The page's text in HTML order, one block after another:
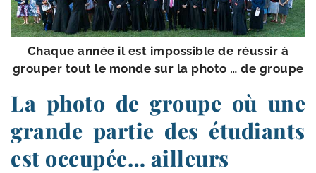
Chaque année il est impos­sible de réus­sir à
grou­per tout le monde sur la pho­to … de groupe
La photo de groupe où une
grande partie des étudiants
est occupée… ailleurs